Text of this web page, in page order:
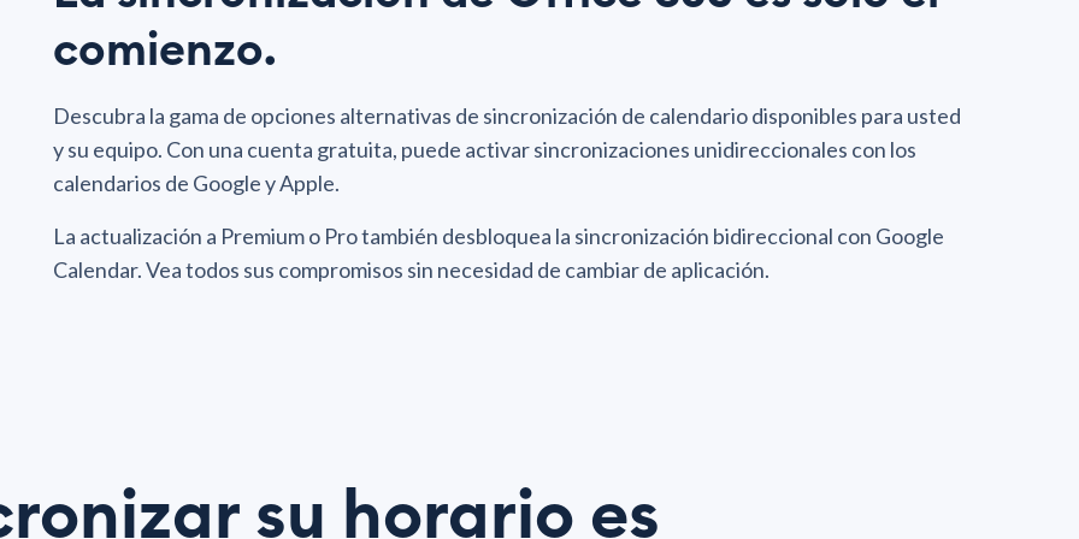
comienzo.
Descubra la gama de opciones alternativas de sincronización de calendario disponibles para usted
y su equipo. Con una cuenta gratuita, puede activar sincronizaciones unidireccionales con los
calendarios de Google y Apple.
La actualización a Premium o Pro también desbloquea la sincronización bidireccional con Google
Calendar. Vea todos sus compromisos sin necesidad de cambiar de aplicación.
su horario es